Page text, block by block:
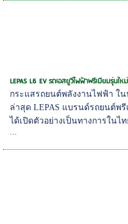
LEPAS L6 EV รถเอสยูวีไฟฟ้าพรีเมียมรุ่นใหม่
กระแสรถยนต์พลังงานไฟฟ้า ใน
ล่าสุด LEPAS แบรนด์รถยนต์พรี
ได้เปิดตัวอย่างเป็นทางการในไ
...